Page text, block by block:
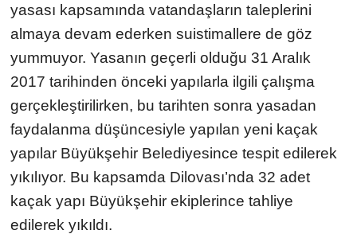
yasası kapsamında vatandaşların taleplerini
almaya devam ederken suistimallere de göz
yummuyor. Yasanın geçerli olduğu 31 Aralık
2017 tarihinden önceki yapılarla ilgili çalışma
gerçekleştirilirken, bu tarihten sonra yasadan
faydalanma düşüncesiyle yapılan yeni kaçak
yapılar Büyükşehir Belediyesince tespit edilerek
yıkılıyor. Bu kapsamda Dilovası’nda 32 adet
kaçak yapı Büyükşehir ekiplerince tahliye
edilerek yıkıldı.